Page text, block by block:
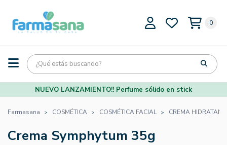
0
NUEVO LANZAMIENTO!! Perfume sólido en stick
Farmasana COSMÉTICA COSMÉTICA FACIAL CREMA
Crema Symphytum 35g